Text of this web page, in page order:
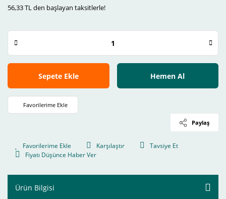
56,33 TL den başlayan taksitlerle!
Sepete Ekle Hemen Al
Paylaş
Karşılaştır
Tavsiye Et
Fiyatı Düşünce Haber Ver
Ürün Bilgisi